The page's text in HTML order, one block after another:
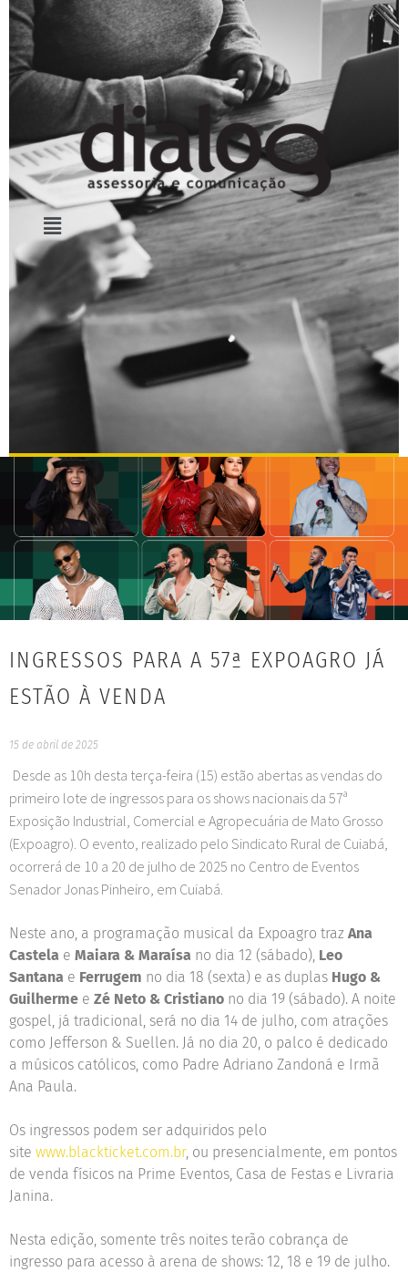
INGRESSOS PARA A 57ª EXPOAGRO JÁ
ESTÃO À VENDA
15 de abril de 2025
Desde as 10h desta terça-feira (15) estão abertas as vendas do
primeiro lote de ingressos para os shows nacionais da 57ª
Exposição Industrial, Comercial e Agropecuária de Mato Grosso
(Expoagro). O evento, realizado pelo Sindicato Rural de Cuiabá,
ocorrerá de 10 a 20 de julho de 2025 no Centro de Eventos
Senador Jonas Pinheiro, em Cuiabá.
Neste ano, a programação musical da Expoagro trazAna
Castela eMaiara & Maraísa no dia 12 (sábado), Leo
Santana e Ferrugem no dia 18 (sexta) e as duplas Hugo &
Guilherme eZé Neto & Cristiano no dia 19 (sábado). A noite
gospel, já tradicional, será no dia 14 de julho, com atrações
como Jefferson & Suellen. Já no dia 20, o palco é dedicado
a músicos católicos, como Padre Adriano Zandoná e Irmã
Ana Paula.
Os ingressos podem ser adquiridos pelo
site www.blackticket.com.br, ou presencialmente, em pontos
de venda físicos na Prime Eventos, Casa de Festas e Livraria
Janina.
Nesta edição, somente três noites terão cobrança de
ingresso para acesso à arena de shows: 12, 18 e 19 de julho.